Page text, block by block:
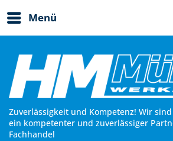
Menü
Zuverlässigkeit und Kompetenz! Wir
ein kompetenter und zuverlässiger
Fachhandel